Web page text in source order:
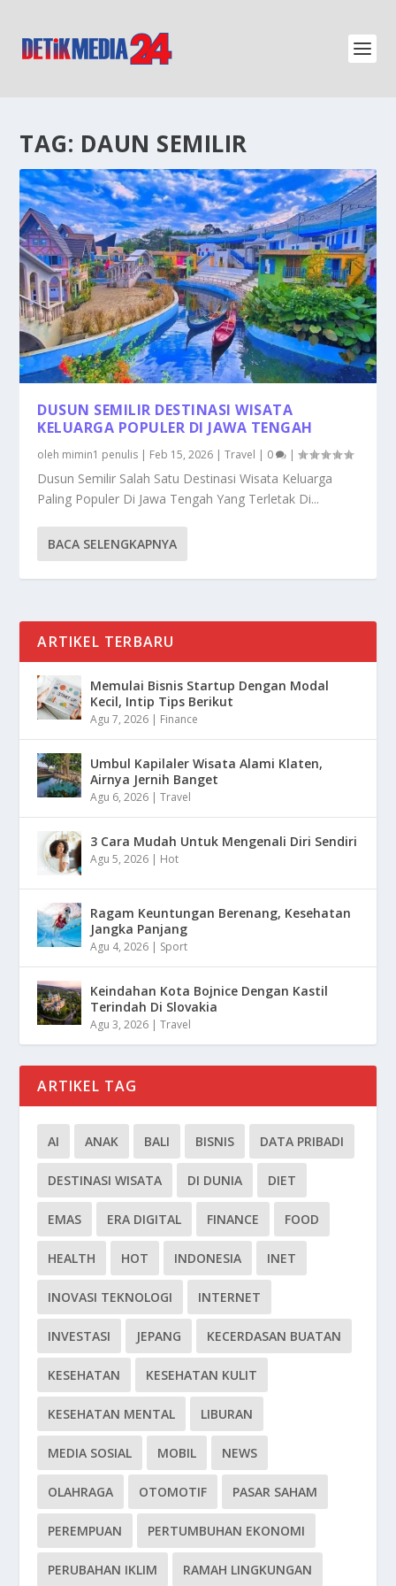
TAG: DAUN SEMILIR
DUSUN SEMILIR DESTINASI WISATA
KELUARGA POPULER DI JAWA TENGAH
oleh mimin1 penulis | Feb 15, 2026 |Travel | 0 |
Dusun Semilir Salah Satu Destinasi Wisata Keluarga
Paling Populer Di Jawa Tengah Yang Terletak Di...
BACA SELENGKAPNYA
ARTIKEL TERBARU
Memulai Bisnis Startup Dengan Modal
Kecil, Intip Tips Berikut
Agu 7, 2026 | Finance
Umbul Kapilaler Wisata Alami Klaten,
Airnya Jernih Banget
Agu 6, 2026 |Travel
3 Cara Mudah Untuk Mengenali Diri Sendiri
Agu 5, 2026 | Hot
Ragam Keuntungan Berenang, Kesehatan
Jangka Panjang
Agu 4, 2026 | Sport
Keindahan Kota Bojnice Dengan Kastil
Terindah Di Slovakia
Agu 3, 2026 |Travel
ARTIKEL TAG
AI ANAK BALI BISNIS DATA PRIBADI
DESTINASI WISATA DI DUNIA DIET
EMAS ERA DIGITAL FINANCE FOOD
HEALTH HOT INDONESIA INET
INOVASI TEKNOLOGI INTERNET
INVESTASI JEPANG KECERDASAN BUATAN
KESEHATAN KESEHATAN KULIT
KESEHATAN MENTAL LIBURAN
MEDIA SOSIAL MOBIL NEWS
OLAHRAGA OTOMOTIF PASAR SAHAM
PEREMPUAN PERTUMBUHAN EKONOMI
PERUBAHAN IKLIM RAMAH LINGKUNGAN